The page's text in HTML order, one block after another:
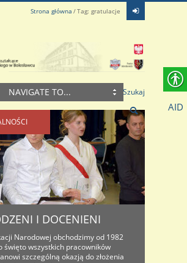
Strona główna Tag: gratulacje
NAVIGATE TO... Szukaj
I DOCENIENI
Narodowej obchodzimy od 1982
święto wszystkich pracowników
szczególną okazją do złożenia
AID